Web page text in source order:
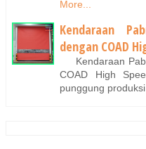
More...
Kendaraan
dengan COAD
Kendaraan
COAD High
punggung